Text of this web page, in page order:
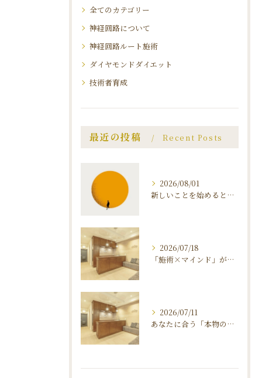
全てのカテゴリー
神経回路について
神経回路ルート施術
ダイヤモンドダイエット
技術者育成
最近の投稿 Recent Posts
2026/08/01
新しいことを始めると、 不安と恐怖が襲ってくる理由 〜マインドを知ることがダイエット 成功のカギ〜
2026/07/18
「施術×マインド」が叶える、ダイヤモンドダイエットの秘密
2026/07/11
あなたに合う「本物のエステサロン」の見つけ方